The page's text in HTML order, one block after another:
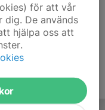
för att vår
De används
hjälpa oss att